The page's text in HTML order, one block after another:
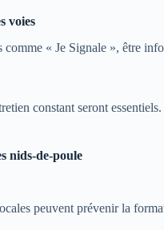
voies
« Je Signale », être
constant seront
nids-de-poule
peuvent prévenir la